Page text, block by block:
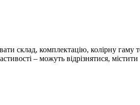
склад, комплектацію, колірну гаму
– можуть відрізнятися, містити